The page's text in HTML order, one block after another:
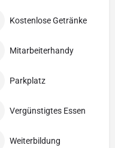
Kostenlose Getränke
Mitarbeiterhandy
Parkplatz
Vergünstigtes Essen
Weiterbildung